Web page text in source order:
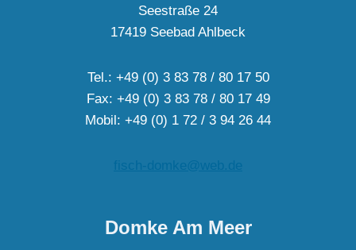
Seestraße 24
17419 Seebad Ahlbeck
Tel.: +49 (0) 3 83 78 / 80 17 50
Fax: +49 (0) 3 83 78 / 80 17 49
Mobil: +49 (0) 1 72 / 3 94 26 44
fisch-domke@web.de
Domke Am Meer